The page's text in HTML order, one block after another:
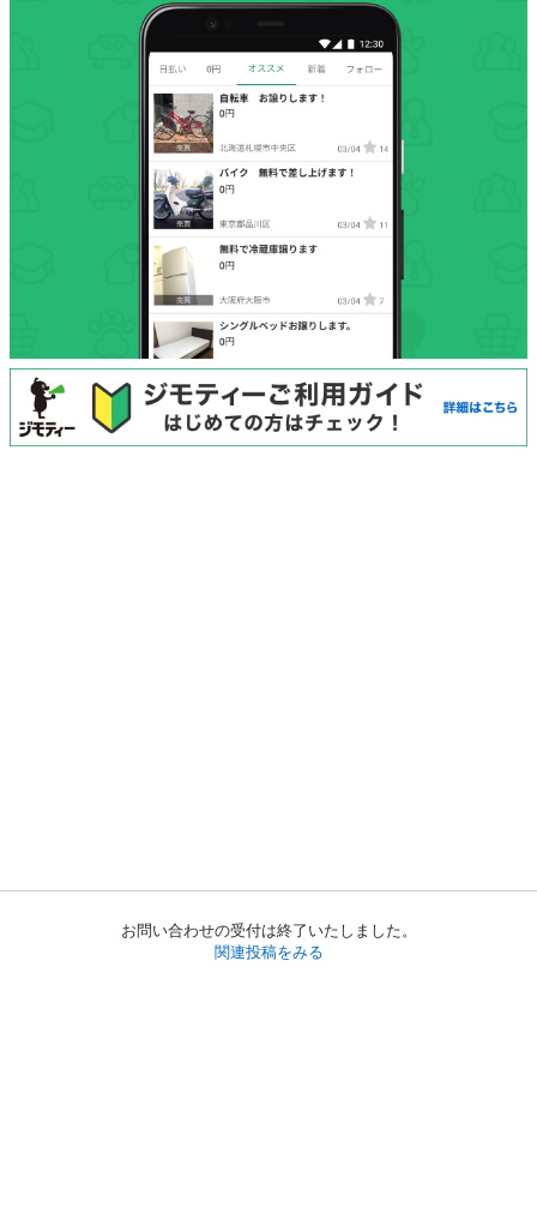
お問い合わせの受付は終了いたしました。
関連投稿をみる